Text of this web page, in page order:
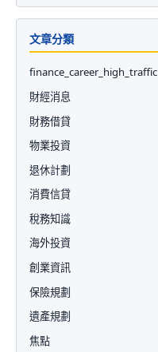
文章分類
finance_career_high_traffic
財經消息
財務借貸
物業投資
退休計劃
消費信貸
稅務知識
海外投資
創業資訊
保險規劃
遺產規劃
焦點